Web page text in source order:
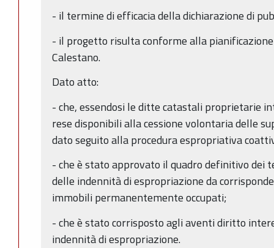
- il termine di efficacia della dichiarazione di
- il progetto risulta conforme alla
Calestano.
Dato atto:
- che, essendosi le ditte catastali proprietarie
rese disponibili alla cessione volontaria delle
dato seguito alla procedura espropriativa
- che è stato approvato il quadro definitivo dei
delle indennità di espropriazione da
immobili permanentemente occupati;
- che è stato corrisposto agli aventi diritto
indennità di espropriazione.